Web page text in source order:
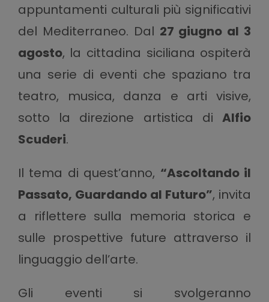
appuntamenti culturali più significativi
del Mediterraneo. Dal 27 giugno al 3
agosto, la cittadina siciliana ospiterà
una serie di eventi che spaziano tra
teatro, musica, danza e arti visive,
sotto la direzione artistica diAlfio
Scuderi.
Il tema di quest’anno, “Ascoltando il
Passato, Guardando al Futuro”, invita
a riflettere sulla memoria storica e
sulle prospettive future attraverso il
linguaggio dell’arte.
Gli eventi si svolgeranno